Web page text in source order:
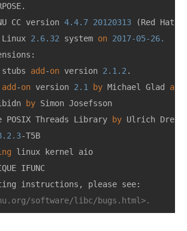
CC version 4.4.7 20120313 (Red Hat
2.6.32 system on 2017-05-26.
add -on version 2.1 .2 .
add -on version 2.1 by Michael Glad and
by Simon Josefsson
POSIX Threads Library
by Ulrich
.3-T5B
linux kernel aio
IFUNC
instructions, please see:
software/libc/bugs.html>.